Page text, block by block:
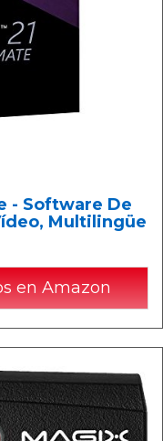
- Software De
Multilingüe
en Amazon